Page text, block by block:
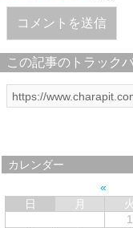
この記事のトラック
カレンダー
日
月 火
1